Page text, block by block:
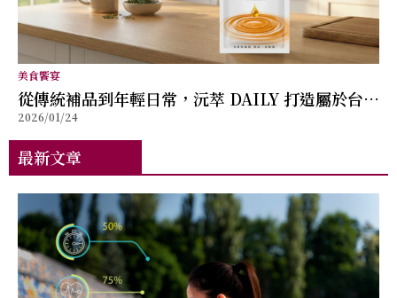
美食饗宴
從傳統補品到年輕日常，沅萃 DAILY 打造屬於台灣
的滴雞精新形象
2026/01/24
最新文章